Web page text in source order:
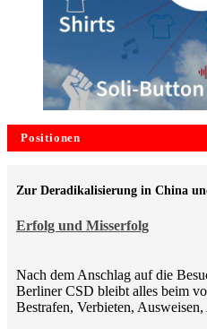
Positionen
Erfolg und Misserfolg
Zur Deradikalisierung in China
Nach dem Anschlag auf die
Berliner CSD bleibt alles beim
Bestrafen, Verbieten,